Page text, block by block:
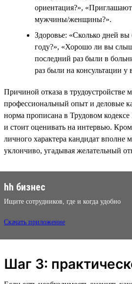
ориентация?»,
мужчины/женщины?».
Здоровье: «Сколько дней
году?», «Хорошо ли вы
последний раз были в
раз были на консультации у
Причиной отказа в трудоустройстве
профессиональный опыт и деловые
норма прописана в Трудовом
и стоит оценивать на интервью.
личного характера кандидат вполне
уклончиво, угадывая желательный
hh бизнес
Ищите сотрудников, где и когда удобно
Скачать приложение
Шаг 3: